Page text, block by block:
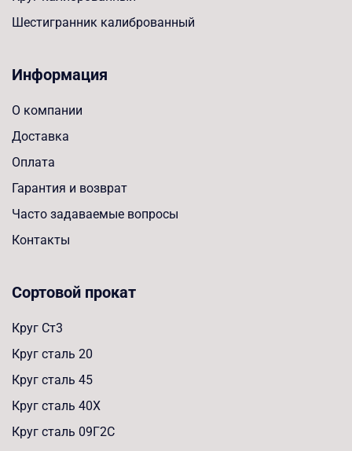
Шестигранник калиброванный
Информация
О компании
Доставка
Оплата
Гарантия и возврат
Часто задаваемые вопросы
Контакты
Сортовой прокат
Круг Ст3
Круг сталь 20
Круг сталь 45
Круг сталь 40Х
Круг сталь 09Г2С